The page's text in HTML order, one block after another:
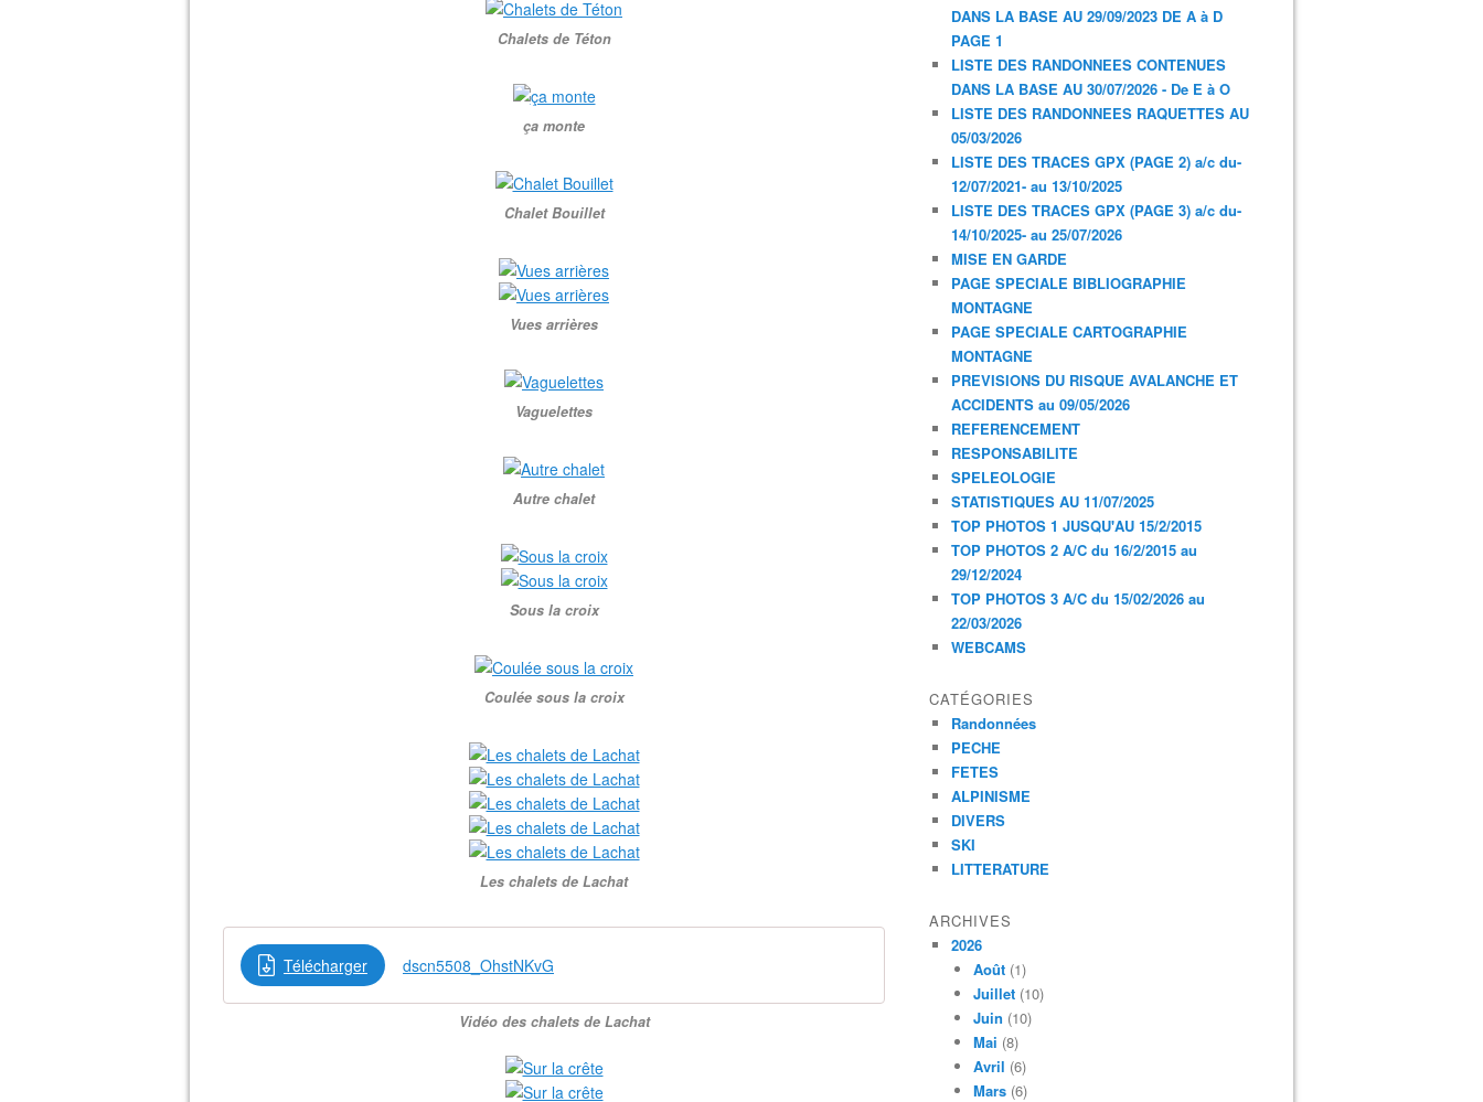
Chalets de Téton
ça monte
Chalet Bouillet
Vues arrières
Vaguelettes
Autre chalet
Sous la croix
Coulée sous la croix
Les chalets de Lachat
Télécharger dscn5508_OhstNKvG
Vidéo des chalets de Lachat
DANS LA BASE AU 29/09/2023 DE A à D
PAGE 1
LISTE DES RANDONNEES CONTENUES
DANS LA BASE AU 30/07/2026 - De E à O
LISTE DES RANDONNEES RAQUETTES AU
05/03/2026
LISTE DES TRACES GPX (PAGE 2) a/c du-
12/07/2021- au 13/10/2025
LISTE DES TRACES GPX (PAGE 3) a/c du-
14/10/2025- au 25/07/2026
MISE EN GARDE
PAGE SPECIALE BIBLIOGRAPHIE
MONTAGNE
PAGE SPECIALE CARTOGRAPHIE
MONTAGNE
PREVISIONS DU RISQUE AVALANCHE ET
ACCIDENTS au 09/05/2026
REFERENCEMENT
RESPONSABILITE
SPELEOLOGIE
STATISTIQUES AU 11/07/2025
TOP PHOTOS 1 JUSQU'AU 15/2/2015
TOP PHOTOS 2 A/C du 16/2/2015 au
29/12/2024
TOP PHOTOS 3 A/C du 15/02/2026 au
22/03/2026
WEBCAMS
CATÉGORIES
Randonnées
PECHE
FETES
ALPINISME
DIVERS
SKI
LITTERATURE
ARCHIVES
2026
Août (1)
Juillet (10)
Juin (10)
Mai (8)
Avril (6)
Mars (6)